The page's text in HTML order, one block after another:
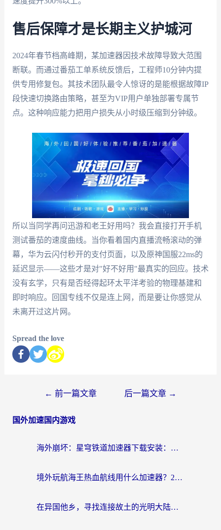
售后保障才是长期主义护城河
2024年春节档高峰期，某加速器因技术故障导致大范围
断联。而通过番茄工单系统反馈后，工程师10分钟内提
供专用修复包。其技术团队最令人惊讶的是能根据故障IP
段快速切换路由策略，甚至为VIP用户单独部署专属节
点。这种响应能力把用户损失从小时级压缩到分钟级。
所以当同学再问迅游和老王好用吗？我会直接打开手机
测试番茄的速度曲线。当你看着国内直播流畅滚动的弹
幕，华为云闪付秒开的支付页面，以及原神国服22ms的
延迟显示——这些才是对"好不好用"最真实的回应。技术
没有玄学，只有是否经得起环太平洋考验的物理基建和
即时响应。回国专线不仅是连上网，而是要让你感觉从
未离开过这片网。
Spread the love
← 前一篇文章 后一篇文章 →
国外加速国内游戏
海外崩坏：星穹铁道加速器下载安装：一份给游子的终极网络指南
境外玩航海王热血航线用什么加速器？2026海外玩家实测最优方案（附欧洲问道堡垒前线加速技巧）
在异国他乡，寻找连接故土的光明大陆免费加速器